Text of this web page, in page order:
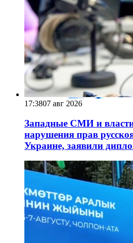
17:3807 авг 2026
Западные СМИ и
нарушения прав
Украине, заявили